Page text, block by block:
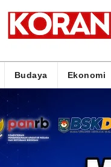
Budaya Ekonomi